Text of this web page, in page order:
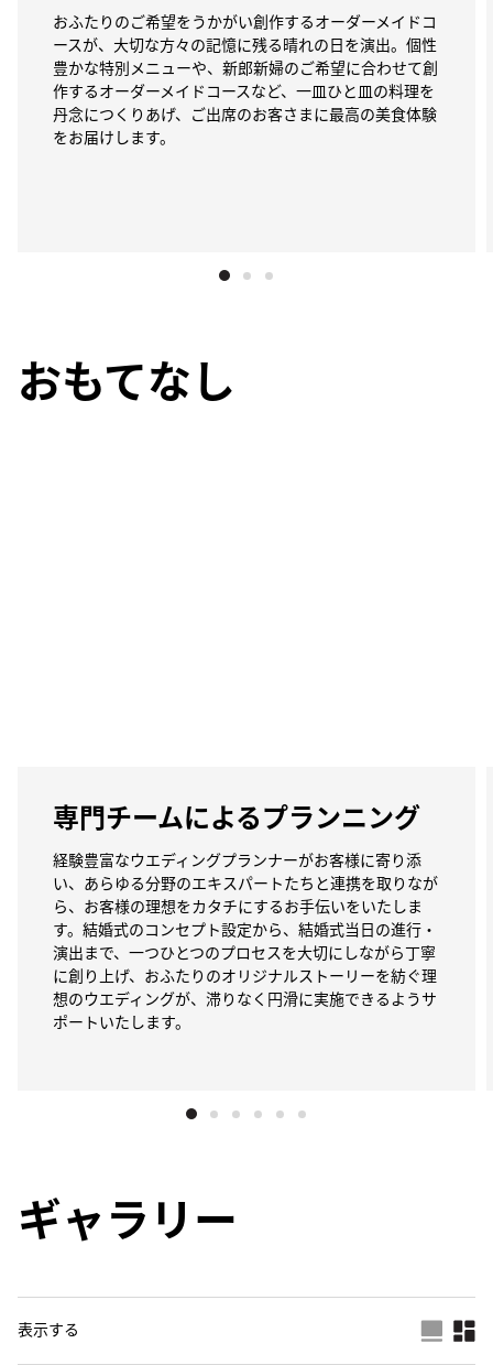
おふたりのご希望をうかがい創作するオーダーメイドコ
ースが、大切な方々の記憶に残る晴れの日を演出。個性
豊かな特別メニューや、新郎新婦のご希望に合わせて創
作するオーダーメイドコースなど、一皿ひと皿の料理を
丹念につくりあげ、ご出席のお客さまに最高の美食体験
をお届けします。
おもてなし
専門チームによるプランニング
経験豊富なウエディングプランナーがお客様に寄り添
い、あらゆる分野のエキスパートたちと連携を取りなが
ら、お客様の理想をカタチにするお手伝いをいたしま
す。結婚式のコンセプト設定から、結婚式当日の進行・
演出まで、一つひとつのプロセスを大切にしながら丁寧
に創り上げ、おふたりのオリジナルストーリーを紡ぐ理
想のウエディングが、滞りなく円滑に実施できるようサ
ポートいたします。
ギャラリー
表示する